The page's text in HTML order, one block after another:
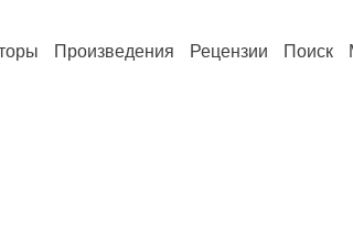
Произведения Рецензии Поиск